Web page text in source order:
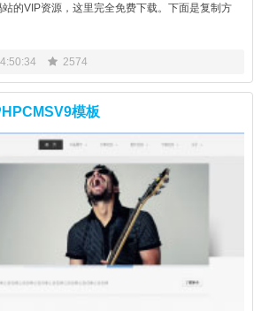
的VIP资源，这里完全免费下载。下面是复制方
2574
模板